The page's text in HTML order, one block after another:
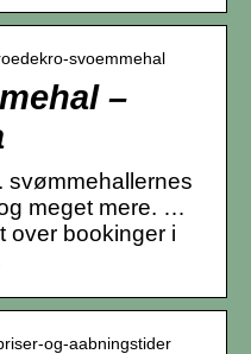
svoemmehal
–
meget mere. …
over bookinger i
og-aabningstider